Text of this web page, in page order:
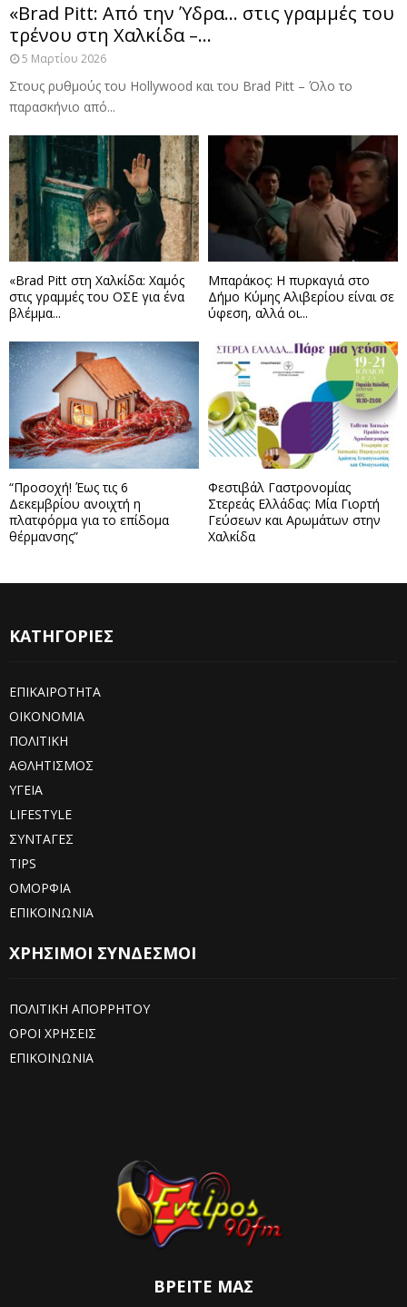
«Brad Pitt: Από την Ύδρα… στις γραμμές του
τρένου στη Χαλκίδα –...
5 Μαρτίου 2026
Στους ρυθμούς του Hollywood και του Brad Pitt – Όλο το
παρασκήνιο από...
«Brad Pitt στη Χαλκίδα: Χαμός
στις γραμμές του ΟΣΕ για ένα
βλέμμα...
Μπαράκος: Η πυρκαγιά στο
Δήμο Κύμης Αλιβερίου είναι σε
ύφεση, αλλά οι...
“Προσοχή! Έως τις 6
Δεκεμβρίου ανοιχτή η
πλατφόρμα για το επίδομα
θέρμανσης”
Φεστιβάλ Γαστρονομίας
Στερεάς Ελλάδας: Μία Γιορτή
Γεύσεων και Αρωμάτων στην
Χαλκίδα
ΚΑΤΗΓΟΡΙΕΣ
ΕΠΙΚΑΙΡΟΤΗΤΑ
ΟΙΚΟΝΟΜΙΑ
ΠΟΛΙΤΙΚΗ
ΑΘΛΗΤΙΣΜΟΣ
ΥΓΕΙΑ
LIFESTYLE
ΣΥΝΤΑΓΕΣ
TIPS
ΟΜΟΡΦΙΑ
ΕΠΙΚΟΙΝΩΝΙΑ
ΧΡΗΣΙΜΟΙ ΣΥΝΔΕΣΜΟΙ
ΠΟΛΙΤΙΚΗ ΑΠΟΡΡΗΤΟΥ
ΟΡΟΙ ΧΡΗΣΕΙΣ
ΕΠΙΚΟΙΝΩΝΙΑ
ΒΡΕΊΤΕ ΜΑΣ